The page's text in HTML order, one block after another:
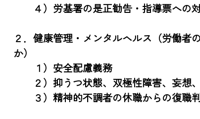
４）労基署の是正勧告・指導票への
２．健康管理・メンタルヘルス（労働者
か）
１）安全配慮義務
２）抑うつ状態、双極性障害、妄想
３）精神的不調者の休職からの復職